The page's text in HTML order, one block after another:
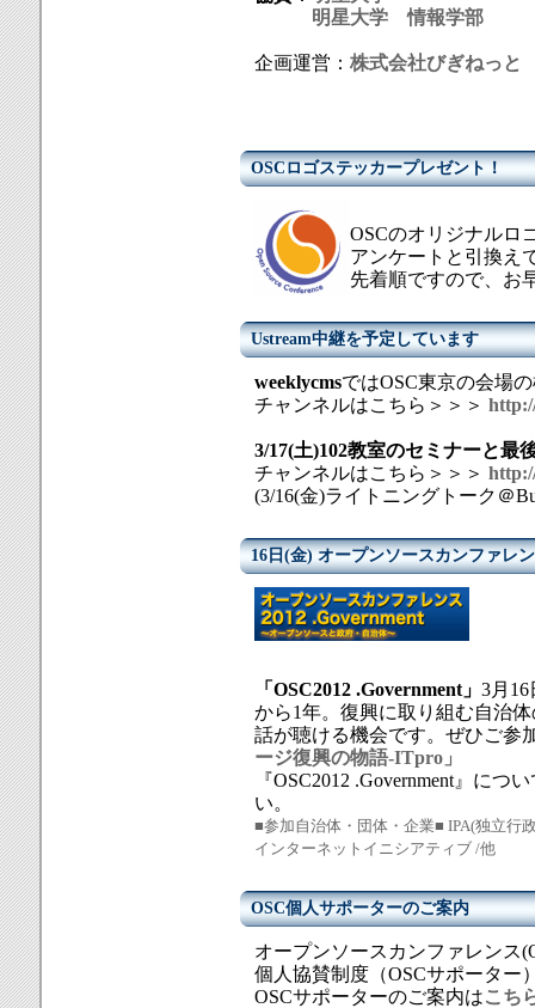
明星大学 情報学部
企画運営： 株式会社びぎねっと
OSCロゴステッカープレゼント！
OSCのオリジナルロ
アンケートと引換え
先着順ですので、お
Ustream中継を予定しています
weeklycmsではOSC東京の会場
チャンネルはこちら＞＞＞
3/17(土)102教室のセミナーと最
チャンネルはこちら＞＞＞
(3/16(金)ライトニングトーク＠
16日(金) オープンソースカンファレ
「OSC2012 .Government」 3月
から1年。復興に取り組む自治
話が聴ける機会です。ぜひご参
ージ復興の物語-ITpro」
『OSC2012 .Government』につ
い。
■参加自治体・団体・企業■ IPA(独立行
インターネットイニシアティブ /他
OSC個人サポーターのご案内
オープンソースカンファレンス
個人協賛制度（OSCサポーター
OSCサポーターのご案内はこち